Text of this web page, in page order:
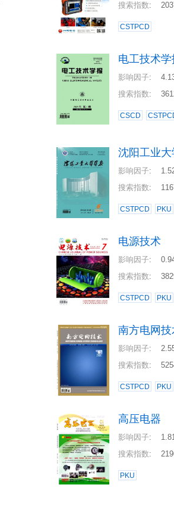
搜索指数:
CSTPCD
电工技术学
影响因子:
搜索指数:
CSCD
沈阳工业大
影响因子:
搜索指数:
CSTPCD PKU
电源技术
影响因子:
搜索指数:
CSTPCD PKU
南方电网技
影响因子:
搜索指数:
CSTPCD PKU
高压电器
影响因子:
搜索指数:
PKU